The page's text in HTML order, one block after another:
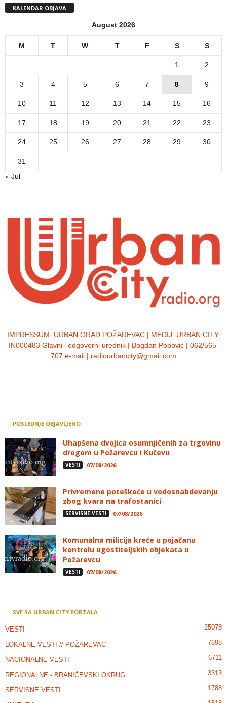
KALENDAR OBJAVA
August 2026
M T W T F S S
1 2
3 4 5 6 7 8 9
10 11 12 13 14 15 16
17 18 19 20 21 22 23
24 25 26 27 28 29 30
31
« Jul
IMPRESSUM: URBAN GRAD POŽAREVAC | MEDIJ: URBAN CITY,
IN000483 Glavni i odgovorni urednik | Bogdan Popović | 062/565-
707 e-mail | radiourbancity@gmail.com
POSLEDNJE OBJAVLJENO
Uhapšena dvojica osumnjičenih za trgovinu
drogom u Požarevcu i Kučevu
VESTI 07/08/2026
Privremene poteškoće u vodosnabdevanju
zbog kvara na trafostanici
SERVISNE VESTI 07/08/2026
Komunalna milicija kreće u pojačanu
kontrolu ugostiteljskih objekata u
Požarevcu
VESTI 07/08/2026
SVE SA URBAN CITY PORTALA
VESTI 25078
LOKALNE VESTI // POŽAREVAC 7698
NACIONALNE VESTI 6711
REGIONALNE - BRANIČEVSKI OKRUG 3313
SERVISNE VESTI 1788